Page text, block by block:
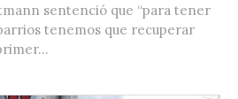
sentenció que “para tener
tenemos que recuperar